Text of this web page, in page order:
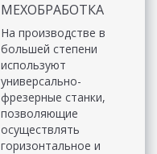
МЕХОБРАБОТКА
На производстве в
большей степени
используют
универсально-
фрезерные станки,
позволяющие
осуществлять
горизонтальное и